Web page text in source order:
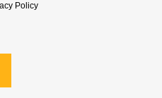
Policy